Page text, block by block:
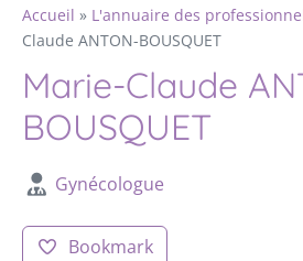
Accueil » L'annuaire des
Claude ANTON-BOUSQUET
Marie-Claude
BOUSQUET
Gynécologue
Bookmark